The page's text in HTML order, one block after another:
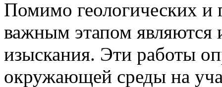
Помимо геологических и
важным этапом являются
изыскания. Эти работы
окружающей среды на